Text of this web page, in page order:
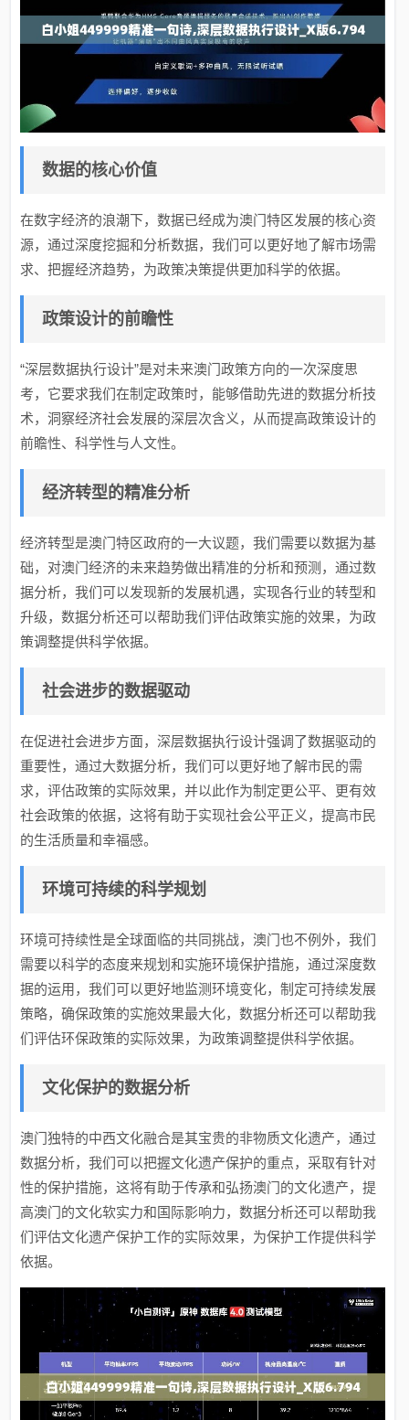
数据的核心价值
在数字经济的浪潮下，数据已经成为澳门特区发展的核心资
源，通过深度挖掘和分析数据，我们可以更好地了解市场需
求、把握经济趋势，为政策决策提供更加科学的依据。
政策设计的前瞻性
“深层数据执行设计”是对未来澳门政策方向的一次深度思
考，它要求我们在制定政策时，能够借助先进的数据分析技
术，洞察经济社会发展的深层次含义，从而提高政策设计的
前瞻性、科学性与人文性。
经济转型的精准分析
经济转型是澳门特区政府的一大议题，我们需要以数据为基
础，对澳门经济的未来趋势做出精准的分析和预测，通过数
据分析，我们可以发现新的发展机遇，实现各行业的转型和
升级，数据分析还可以帮助我们评估政策实施的效果，为政
策调整提供科学依据。
社会进步的数据驱动
在促进社会进步方面，深层数据执行设计强调了数据驱动的
重要性，通过大数据分析，我们可以更好地了解市民的需
求，评估政策的实际效果，并以此作为制定更公平、更有效
社会政策的依据，这将有助于实现社会公平正义，提高市民
的生活质量和幸福感。
环境可持续的科学规划
环境可持续性是全球面临的共同挑战，澳门也不例外，我们
需要以科学的态度来规划和实施环境保护措施，通过深度数
据的运用，我们可以更好地监测环境变化，制定可持续发展
策略，确保政策的实施效果最大化，数据分析还可以帮助我
们评估环保政策的实际效果，为政策调整提供科学依据。
文化保护的数据分析
澳门独特的中西文化融合是其宝贵的非物质文化遗产，通过
数据分析，我们可以把握文化遗产保护的重点，采取有针对
性的保护措施，这将有助于传承和弘扬澳门的文化遗产，提
高澳门的文化软实力和国际影响力，数据分析还可以帮助我
们评估文化遗产保护工作的实际效果，为保护工作提供科学
依据。